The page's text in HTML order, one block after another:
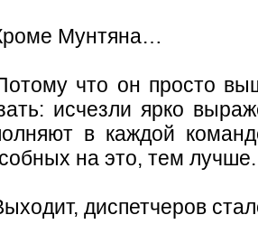
Мунтяна…
что он просто
исчезли ярко
в каждой
на это, тем лучше.
диспетчеров